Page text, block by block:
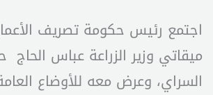
اجتمع رئيس حكومة تصريف
ميقاتي وزير الزراعة عباس
السراي، وعرض معه للأوضاع